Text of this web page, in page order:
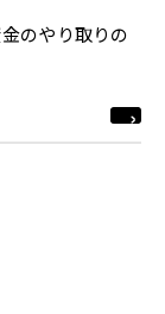
のやり取りの